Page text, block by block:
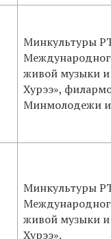
Минкультуры
живой музыки и
Хурээ»,
Минмолодежи и
Минкультуры
живой музыки и
Хурээ».